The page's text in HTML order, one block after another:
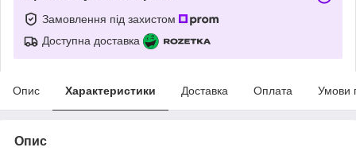
Замовлення під захистом
Доступна доставка
Опис Характеристики Доставка Оплата Умови
Опис